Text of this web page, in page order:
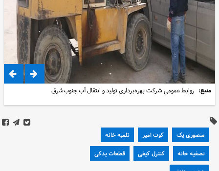
منبع: روابط عمومی شرکت بهره‌برداری تولید و انتقال آب جنوب‌شرق
منصوری یک کوت امیر تلمبه خانه
تصفیه خانه کنترل کیفی قطعات یدکی